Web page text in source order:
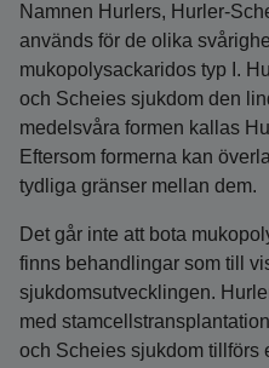
Namnen Hurlers, Hurler-
används för de olika
mukopolysackaridos typ I.
och Scheies sjukdom den
medelsvåra formen kallas
Eftersom formerna kan
tydliga gränser mellan dem.
Det går inte att bota
finns behandlingar som till
sjukdomsutvecklingen.
med
och Scheies sjukdom tillförs